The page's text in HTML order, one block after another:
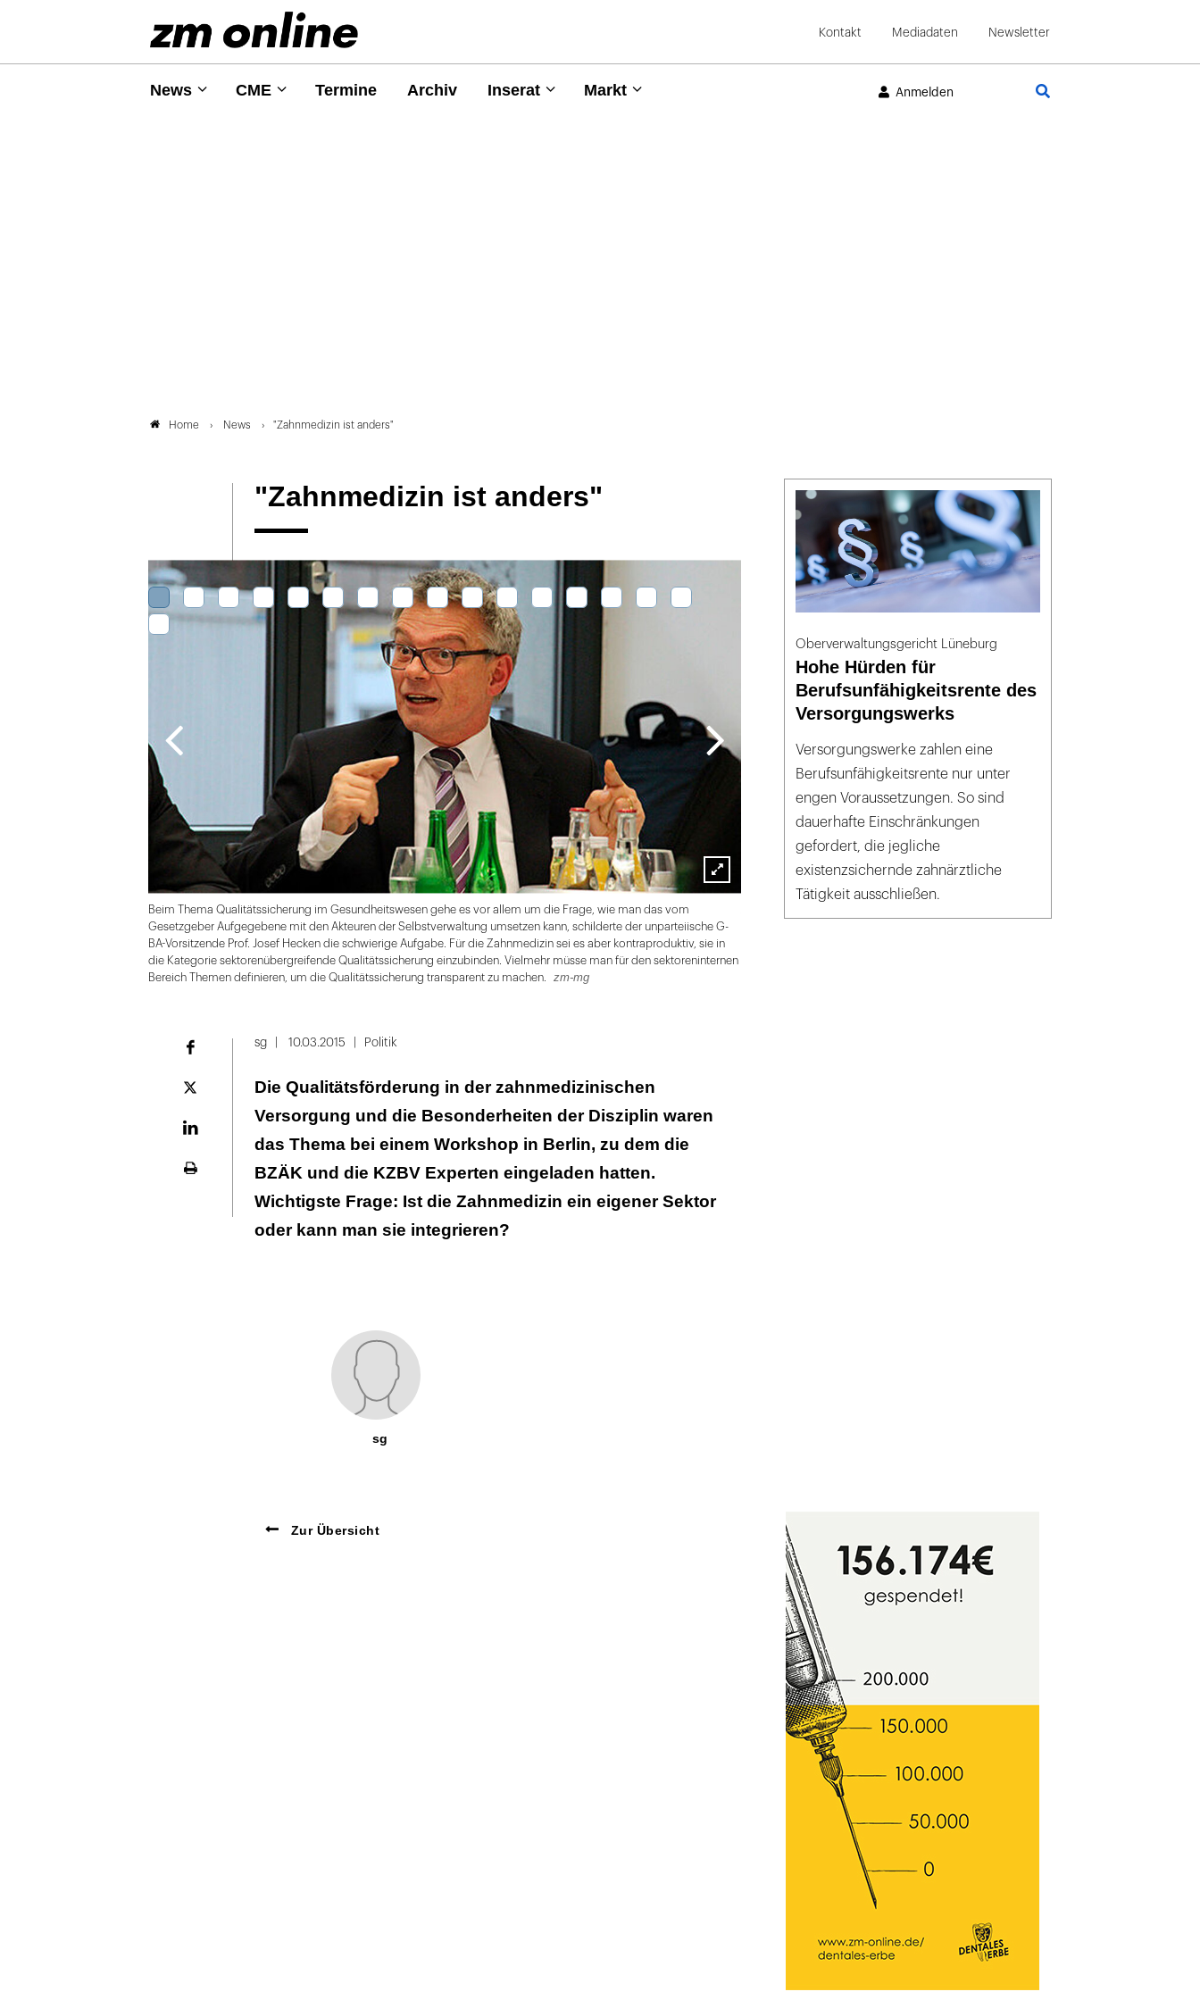
Kontakt Mediadaten Newsletter
News CME Termine Archiv Inserat Markt Anmelden
Home News "Zahnmedizin ist anders"
"Zahnmedizin ist anders"
Lightbox
Beim Thema Qualitätssicherung im Gesundheitswesen gehe es vor allem um die Frage, wie man das vom
Gesetzgeber Aufgegebene mit den Akteuren der Selbstverwaltung umsetzen kann, schilderte der unparteiische G-
BA-Vorsitzende Prof. Josef Hecken die schwierige Aufgabe. Für die Zahnmedizin sei es aber kontraproduktiv, sie in
die Kategorie sektorenübergreifende Qualitätssicherung einzubinden. Vielmehr müsse man für den sektoreninternen
Bereich Themen definieren, um die Qualitätssicherung transparent zu machen.
zm-mg
Plattform
sg 10.03.2015 Politik
Die Qualitätsförderung in der zahnmedizinischen
Versorgung und die Besonderheiten der Disziplin waren
das Thema bei einem Workshop in Berlin, zu dem die
BZÄK und die KZBV Experten eingeladen hatten.
Wichtigste Frage: Ist die Zahnmedizin ein eigener Sektor
oder kann man sie integrieren?
sg
Zur Übersicht
Oberverwaltungsgericht Lüneburg
Hohe Hürden für
Berufsunfähigkeitsrente des
Versorgungswerks
Versorgungswerke zahlen eine
Berufsunfähigkeitsrente nur unter
engen Voraussetzungen. So sind
dauerhafte Einschränkungen
gefordert, die jegliche
existenzsichernde zahnärztliche
Tätigkeit ausschließen.